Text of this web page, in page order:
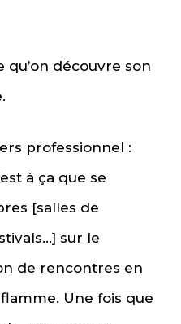
qu’on découvre son
professionnel :
à ça que se
[salles de
sur le
de rencontres en
Une fois que